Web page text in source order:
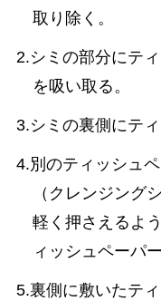
取り除く。
2.シミの部分にテ
を吸い取る。
3.シミの裏側にテ
4.別のティッシュ
（クレンジング
軽く押さえるよ
ィッシュペーパ
5.裏側に敷いたテ